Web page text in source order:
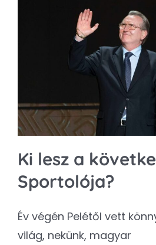
Ki lesz a
Sportolója?
Év végén Pelétől vett
világ, nekünk, magyar